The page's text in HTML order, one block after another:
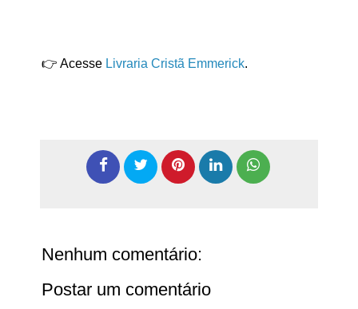
👉 Acesse Livraria Cristã Emmerick.
Nenhum comentário:
Postar um comentário